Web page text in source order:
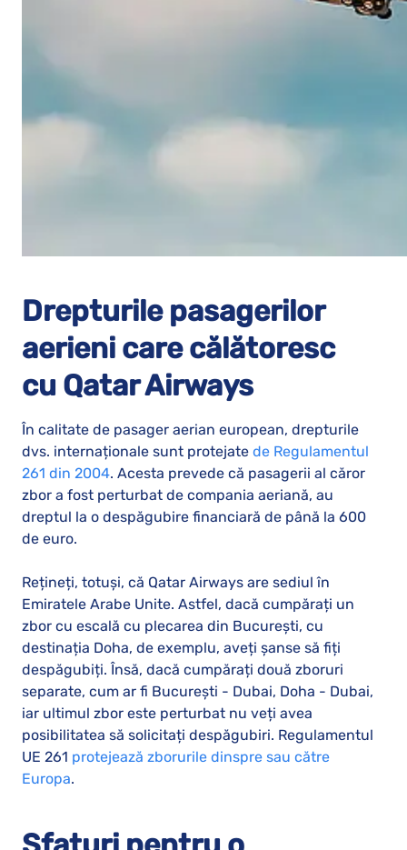
Drepturile pasagerilor
aerieni care călătoresc
cu Qatar Airways
În calitate de pasager aerian european, drepturile
dvs. internaționale sunt protejate de Regulamentul
261 din 2004. Acesta prevede că pasagerii al căror
zbor a fost perturbat de compania aeriană, au
dreptul la o despăgubire financiară de până la 600
de euro.
Rețineți, totuși, că Qatar Airways are sediul în
Emiratele Arabe Unite. Astfel, dacă cumpărați un
zbor cu escală cu plecarea din București, cu
destinația Doha, de exemplu, aveți șanse să fiți
despăgubiți. Însă, dacă cumpărați două zboruri
separate, cum ar fi București - Dubai, Doha - Dubai,
iar ultimul zbor este perturbat nu veți avea
posibilitatea să solicitați despăgubiri. Regulamentul
UE 261 protejează zborurile dinspre sau către
Europa.